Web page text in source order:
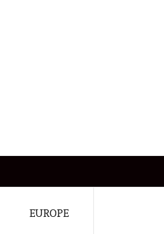
EUROPE